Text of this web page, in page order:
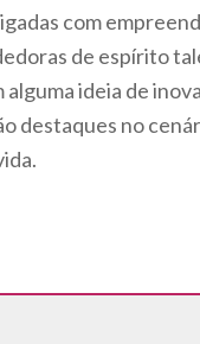
com
de espírito
ideia de
destaques no